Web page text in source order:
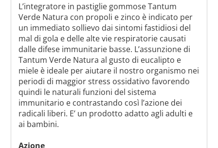
L’integratore in pastiglie gommose Tantum
Verde Natura con propoli e zinco è indicato per
un immediato sollievo dai sintomi fastidiosi del
mal di gola e delle alte vie respiratorie causati
dalle difese immunitarie basse. L’assunzione di
Tantum Verde Natura al gusto di eucalipto e
miele è ideale per aiutare il nostro organismo nei
periodi di maggior stress ossidativo favorendo
quindi le naturali funzioni del sistema
immunitario e contrastando così l’azione dei
radicali liberi. E’ un prodotto adatto agli adulti e
ai bambini.
Azione